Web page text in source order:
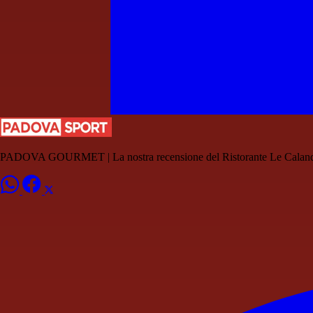
PADOVA GOURMET | La nostra recensione del Ristorante Le